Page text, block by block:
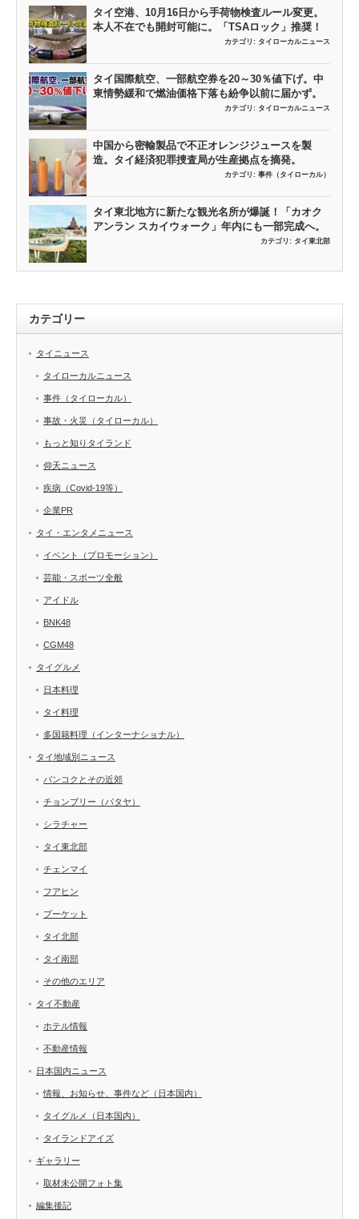
タイ空港、10月16日から手荷物検査ルール変更。
本人不在でも開封可能に。「TSAロック」推奨！
カテゴリ: タイローカルニュース
タイ国際航空、一部航空券を20～30％値下げ。中
東情勢緩和で燃油価格下落も紛争以前に届かず。
カテゴリ: タイローカルニュース
中国から密輸製品で不正オレンジジュースを製
造。タイ経済犯罪捜査局が生産拠点を摘発。
カテゴリ: 事件（タイローカル）
タイ東北地方に新たな観光名所が爆誕！「カオク
アンラン スカイウォーク」年内にも一部完成へ。
カテゴリ: タイ東北部
カテゴリー
タイニュース
タイローカルニュース
事件（タイローカル）
事故・火災（タイローカル）
もっと知りタイランド
仰天ニュース
疾病（Covid-19等）
企業PR
タイ・エンタメニュース
イベント（プロモーション）
芸能・スポーツ全般
アイドル
BNK48
CGM48
タイグルメ
日本料理
タイ料理
多国籍料理（インターナショナル）
タイ地域別ニュース
バンコクとその近郊
チョンブリー（パタヤ）
シラチャー
タイ東北部
チェンマイ
フアヒン
プーケット
タイ北部
タイ南部
その他のエリア
タイ不動産
ホテル情報
不動産情報
日本国内ニュース
情報、お知らせ、事件など（日本国内）
タイグルメ（日本国内）
タイランドアイズ
ギャラリー
取材未公開フォト集
編集後記